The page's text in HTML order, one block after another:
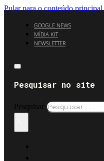
Pular para o conteúdo principal
GOOGLE NEWS
MÍDIA KIT
NEWSLETTER
Pesquisar no site
Pesquisar